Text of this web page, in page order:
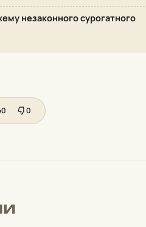
незаконного сурогатного
0 0